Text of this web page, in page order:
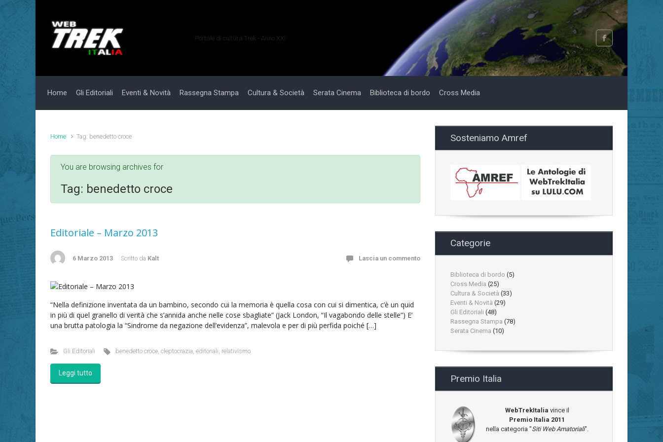
Portale di cultura Trek - Anno XXI
Home Gli Editoriali Eventi & Novità Rassegna Stampa Cultura & Società Serata Cinema Biblioteca di bordo Cross Media
Home Tag: benedetto croce
You are browsing archives for
Tag: benedetto croce
Editoriale – Marzo 2013
6 Marzo 2013 Scritto da Kalt Lascia un commento
“Nella definizione inventata da un bambino, secondo cui la memoria è quella cosa con cui si dimentica, c’è un quid
in più di quel granello di verità che s’annida anche nelle cose sbagliate” (Jack London, “Il vagabondo delle stelle”) E’
una brutta patologia la “Sindrome da negazione dell’evidenza”, malevola e per di più perfida poiché […]
Gli Editoriali benedetto croce,cleptocrazia,editoriali, relativismo
Leggi tutto
Sosteniamo Amref
Categorie
Biblioteca di bordo (5)
Cross Media (25)
Cultura & Società (33)
Eventi & Novità (29)
Gli Editoriali (48)
Rassegna Stampa (78)
Serata Cinema (10)
Premio Italia
WebTrekItalia vince il
Premio Italia 2011
nella categoria "Siti Web Amatoriali".